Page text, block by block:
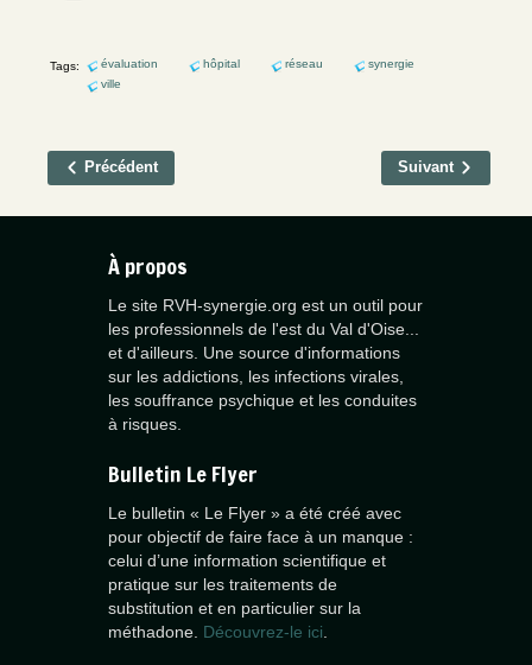
Tags: évaluation hôpital réseau
synergie
ville
Précédent Suivant
À propos
Le site RVH-synergie.org est un outil pour
les professionnels de l'est du Val d'Oise...
et d'ailleurs. Une source d'informations
sur les addictions, les infections virales,
les souffrance psychique et les conduites
à risques.
Bulletin Le Flyer
Le bulletin « Le Flyer » a été créé avec
pour objectif de faire face à un manque :
celui d’une information scientifique et
pratique sur les traitements de
substitution et en particulier sur la
méthadone. Découvrez-le ici